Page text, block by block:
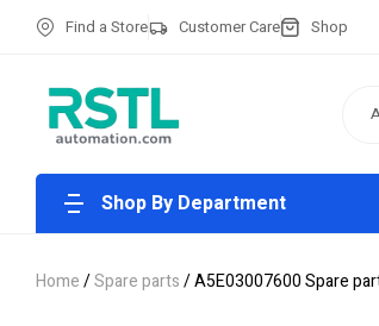
Find a Store Customer Care Shop
Shop By Department
Home/Spare parts/ A5E03007600 Spare